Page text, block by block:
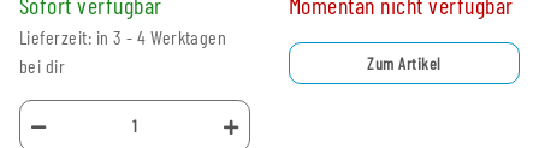
Lieferzeit: in 3 - 4 Werktagen
bei dir
Zum Artikel